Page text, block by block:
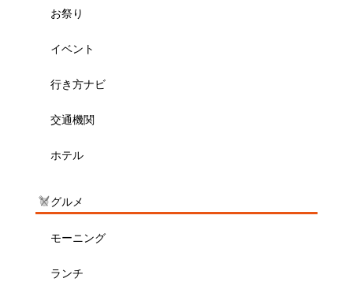
お祭り
イベント
行き方ナビ
交通機関
ホテル
グルメ
モーニング
ランチ